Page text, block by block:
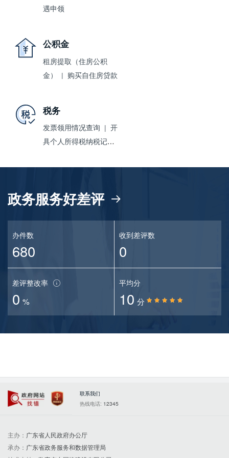
遇申领
公积金
租房提取（住房公积
金）
购买自住房贷款
税务
发票领用情况查询
开
具个人所得税纳税记录
查询
政务服务好差评
办件数
680
收到差评数
0
差评整改率
0 %
平均分
10 分
政府网站找错
党政机关
联系我们
热线电话: 12345
主办： 广东省人民政府办公厅
承办： 广东省政务服务和数据管理局